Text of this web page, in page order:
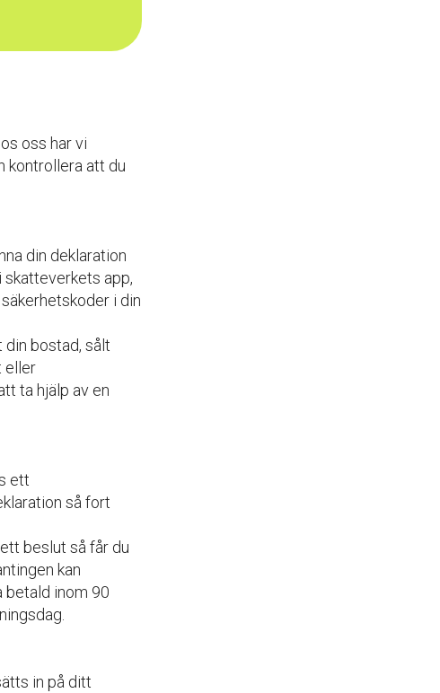
oss har vi
kontrollera att du
din deklaration
skatteverkets app,
i din
din bostad, sålt
eller
ta hjälp av en
ett
så fort
beslut så får du
kan
betald inom 90
in på ditt